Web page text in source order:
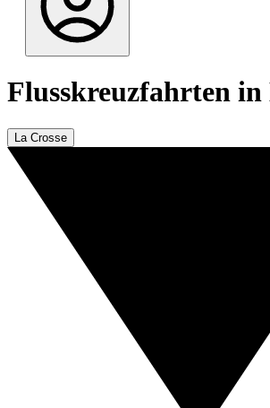
Flusskreuzfahrten in
La Crosse